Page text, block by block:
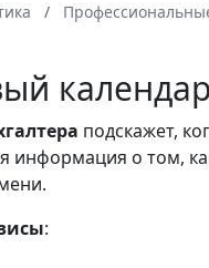
подскажет,
информация о том,
: